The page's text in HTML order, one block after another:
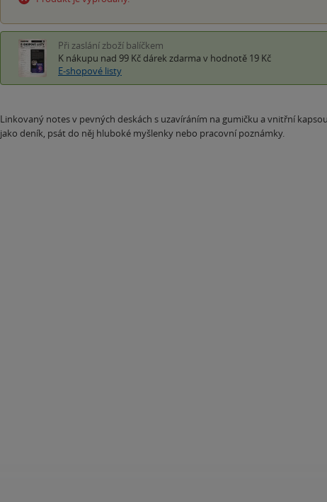
Při zaslání zboží balíčkem
K nákupu nad 99 Kč dárek zdarma v hodnotě 19 Kč
E-shopové listy
Linkovaný notes v pevných deskách s uzavíráním na gumičku a vnitřní
jako deník, psát do něj hluboké myšlenky nebo pracovní poznámky.